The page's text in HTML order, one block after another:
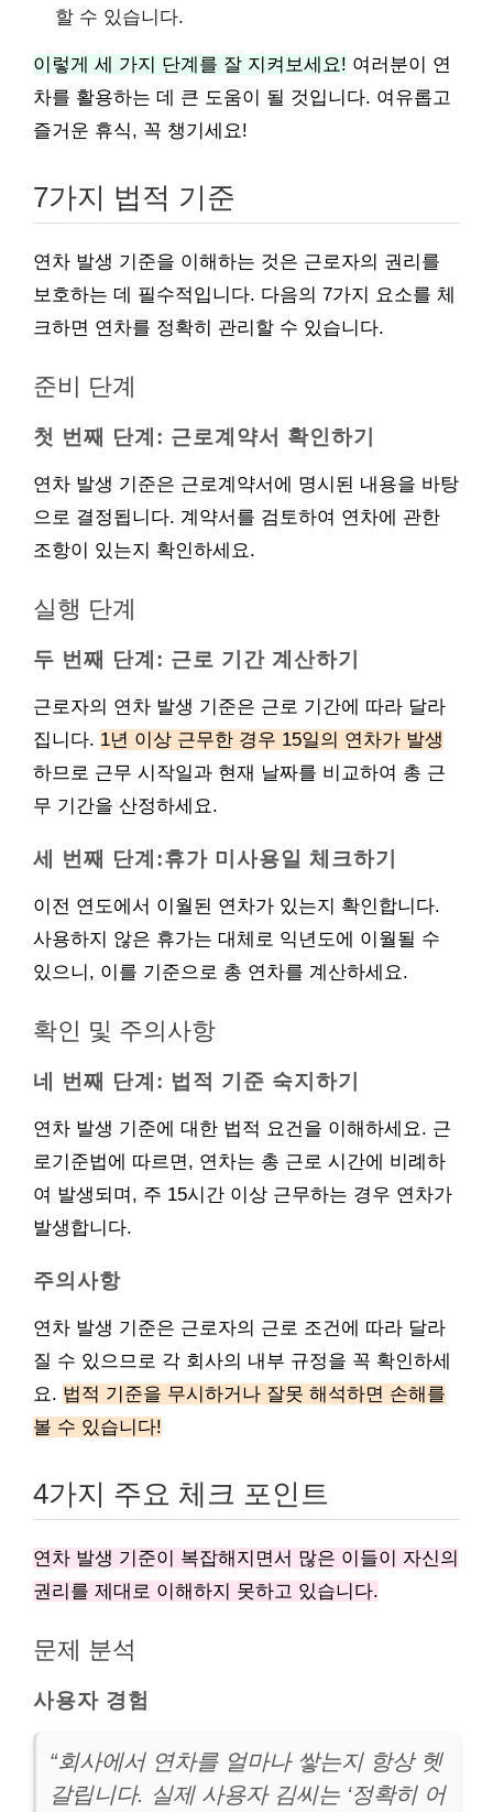
할 수 있습니다.
이렇게 세 가지 단계를 잘 지켜보세요! 여러분이 연
차를 활용하는 데 큰 도움이 될 것입니다. 여유롭고
즐거운 휴식, 꼭 챙기세요!
7가지 법적 기준
연차 발생 기준을 이해하는 것은 근로자의 권리를
보호하는 데 필수적입니다. 다음의 7가지 요소를 체
크하면 연차를 정확히 관리할 수 있습니다.
준비 단계
첫 번째 단계: 근로계약서 확인하기
연차 발생 기준은 근로계약서에 명시된 내용을 바탕
으로 결정됩니다. 계약서를 검토하여 연차에 관한
조항이 있는지 확인하세요.
실행 단계
두 번째 단계: 근로 기간 계산하기
근로자의 연차 발생 기준은 근로 기간에 따라 달라
집니다. 1년 이상 근무한 경우 15일의 연차가 발생
하므로 근무 시작일과 현재 날짜를 비교하여 총 근
무 기간을 산정하세요.
세 번째 단계:휴가 미사용일 체크하기
이전 연도에서 이월된 연차가 있는지 확인합니다.
사용하지 않은 휴가는 대체로 익년도에 이월될 수
있으니, 이를 기준으로 총 연차를 계산하세요.
확인 및 주의사항
네 번째 단계: 법적 기준 숙지하기
연차 발생 기준에 대한 법적 요건을 이해하세요. 근
로기준법에 따르면, 연차는 총 근로 시간에 비례하
여 발생되며, 주 15시간 이상 근무하는 경우 연차가
발생합니다.
주의사항
연차 발생 기준은 근로자의 근로 조건에 따라 달라
질 수 있으므로 각 회사의 내부 규정을 꼭 확인하세
요. 법적 기준을 무시하거나 잘못 해석하면 손해를
볼 수 있습니다!
4가지 주요 체크 포인트
연차 발생 기준이 복잡해지면서 많은 이들이 자신의
권리를 제대로 이해하지 못하고 있습니다.
문제 분석
사용자 경험
“회사에서 연차를 얼마나 쌓는지 항상 헷
갈립니다. 실제 사용자 김씨는 ‘정확히 어